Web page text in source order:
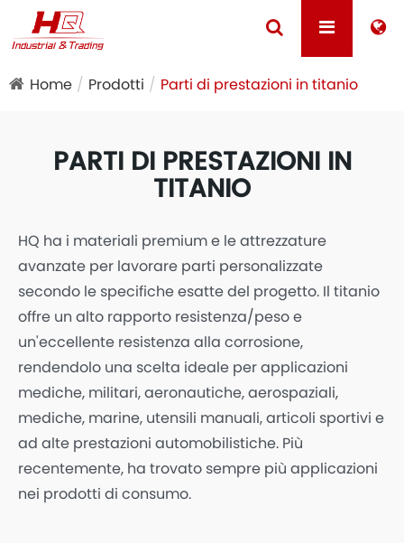
Home Prodotti Parti di prestazioni in titanio
PARTI DI PRESTAZIONI IN
TITANIO
HQ ha i materiali premium e le attrezzature
avanzate per lavorare parti personalizzate
secondo le specifiche esatte del progetto. Il titanio
offre un alto rapporto resistenza/peso e
un'eccellente resistenza alla corrosione,
rendendolo una scelta ideale per applicazioni
mediche, militari, aeronautiche, aerospaziali,
mediche, marine, utensili manuali, articoli sportivi e
ad alte prestazioni automobilistiche. Più
recentemente, ha trovato sempre più applicazioni
nei prodotti di consumo.